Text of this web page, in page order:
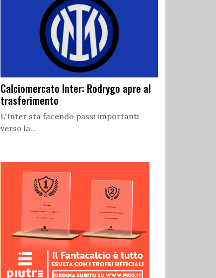
Calciomercato Inter: Rodrygo apre al
trasferimento
L'Inter sta facendo passi importanti
verso la...